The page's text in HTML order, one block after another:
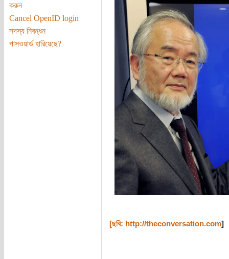
করুন
Cancel OpenID login
সদস্য নিবন্ধন
পাসওয়ার্ড হারিয়েছে?
[ছবি: http://theconversation.com]